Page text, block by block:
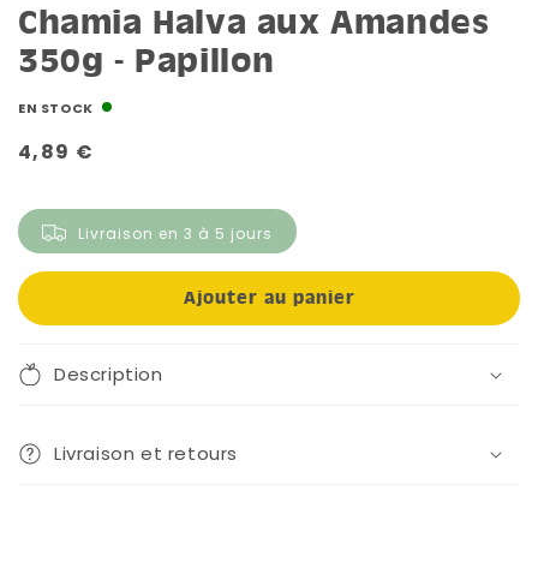
Chamia Halva aux Amandes
350g - Papillon
EN STOCK
Prix
4,89 €
Livraison en 3 à 5 jours
Ajouter au panier
Description
Livraison et retours